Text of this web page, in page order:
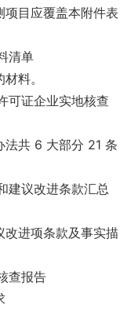
目应覆盖本附件表
清单
料。
可证企业实地核查
法共 6 大部分 21 条
建议改进条款汇总
进项条款及事实描
查报告